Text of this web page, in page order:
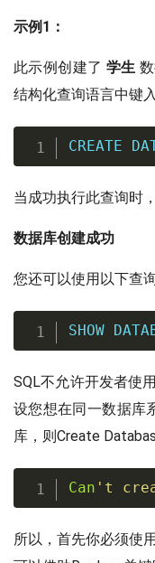
示例1：
此示例创建了 学生
结构化查询语言中键
CREATE
当成功执行此查询时
数据库创建成功
您还可以使用以下查
SHOW
SQL不允许开发者使
设您想在同一数据库
库，则Create
Can 't
所以，首先你必须使